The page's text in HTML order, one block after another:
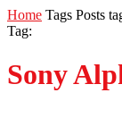
Home Tags Posts
Tag:
Sony